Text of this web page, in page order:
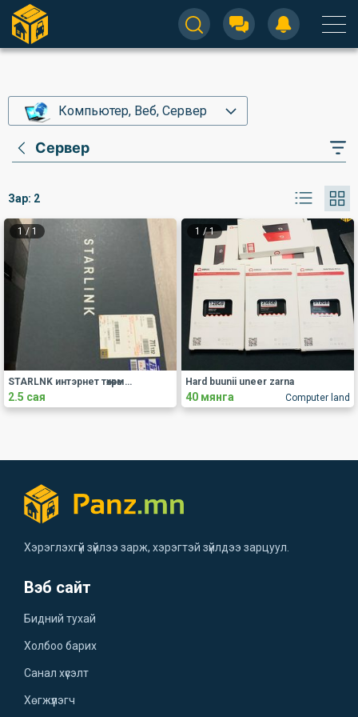
Компьютер, Веб, Сервер
Сервер
Зар: 2
1 / 1
STARLNK интэрнет төхөөрөмж загрна
2.5 сая
1 /1
Computer land
Hard buunii uneer zarna
40 мянга
Хэрэглэхгүй зүйлээ зарж, хэрэгтэй зүйлдээ зарцуул.
Вэб сайт
Бидний тухай
Холбоо барих
Санал хүсэлт
Хөгжүүлэгч